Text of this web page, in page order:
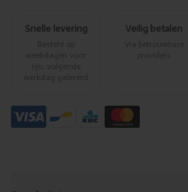
Snelle levering
Besteld op
weekdagen voor
werkdag geleverd
Veilig betalen
Via betrouwbare
providers